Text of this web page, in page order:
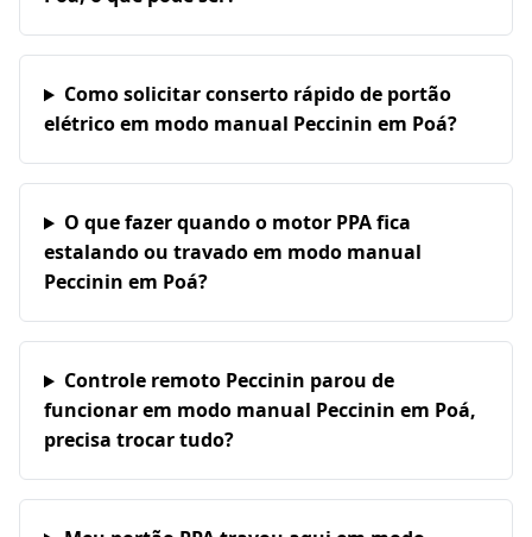
Como solicitar conserto rápido de portão
elétrico em modo manual Peccinin em Poá?
O que fazer quando o motor PPA fica
estalando ou travado em modo manual
Peccinin em Poá?
Controle remoto Peccinin parou de
funcionar em modo manual Peccinin em Poá,
precisa trocar tudo?